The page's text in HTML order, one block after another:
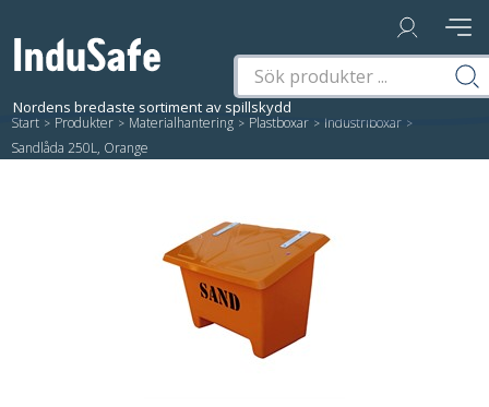
Start / Produkter / Materialhantering / Plastboxar / Industriboxar /
Sandlåda 250L, Orange